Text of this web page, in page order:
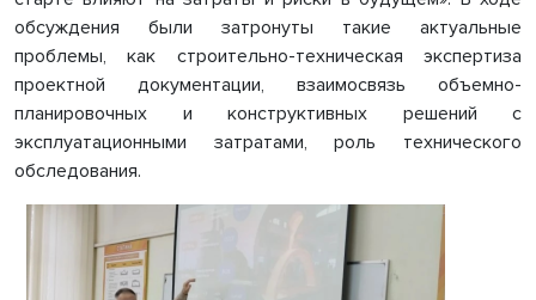
обсуждения были затронуты такие актуальные
проблемы, как строительно-техническая экспертиза
проектной документации, взаимосвязь объемно-
планировочных и конструктивных решений с
эксплуатационными затратами, роль технического
обследования.